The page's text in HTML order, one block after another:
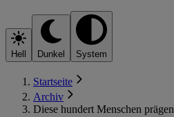
Hell Dunkel System
Startseite
Archiv
Diese hundert Menschen